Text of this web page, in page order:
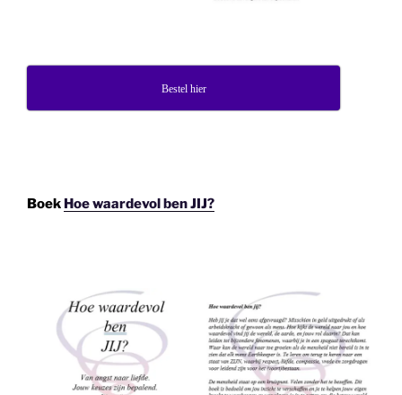
Bestel hier
Boek Hoe waardevol ben JIJ?